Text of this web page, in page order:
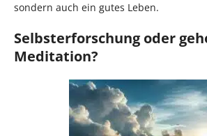
sondern auch ein gutes Leben.
Selbsterforschung oder
Meditation?